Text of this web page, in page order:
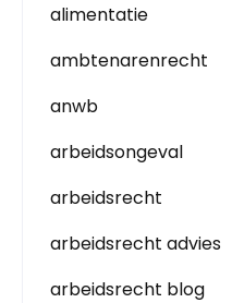
alimentatie
ambtenarenrecht
anwb
arbeidsongeval
arbeidsrecht
arbeidsrecht advies
arbeidsrecht blog